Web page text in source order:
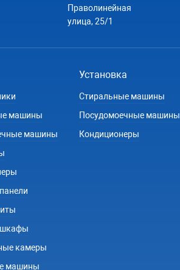
Праволинейная
улица, 25/1
машины
машины
камеры
машины
Установка
Стиральные машины
Посудомоечные машины
Кондиционеры